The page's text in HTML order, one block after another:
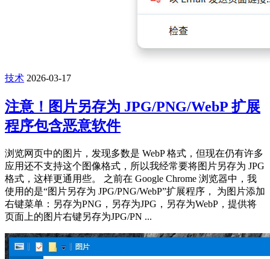
技术 2026-03-17
注意！图片另存为 JPG/PNG/WebP 扩展
程序包含恶意软件
浏览网页中的图片，发现多数是 WebP 格式，但现在仍有许多
应用还不支持这个图像格式，所以我经常要将图片另存为 JPG
格式，这样更通用些。 之前在 Google Chrome 浏览器中，我
使用的是“图片另存为 JPG/PNG/WebP”扩展程序， 为图片添加
右键菜单：另存为PNG，另存为JPG，另存为WebP，提供将
页面上的图片右键另存为JPG/PN ...